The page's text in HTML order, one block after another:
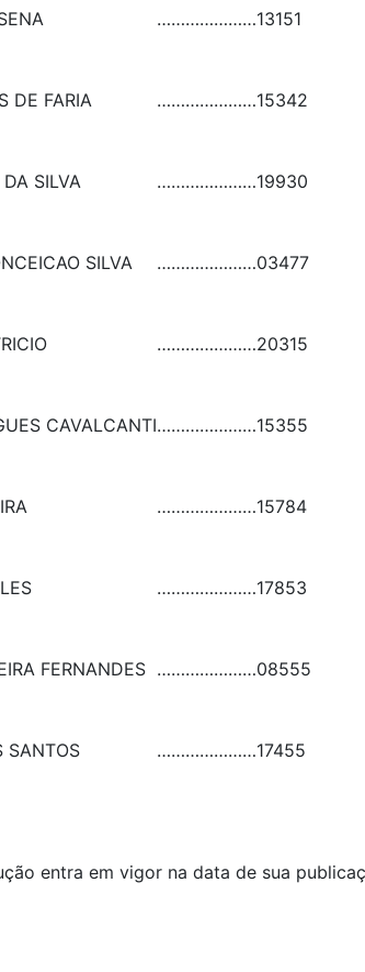
…………………13151
DE FARIA …………………15342
SILVA …………………19930
SILVA …………………03477
…………………20315
CAVALCANTI…………………15355
…………………15784
…………………17853
FERNANDES …………………08555
SANTOS …………………17455
entra em vigor na data de sua